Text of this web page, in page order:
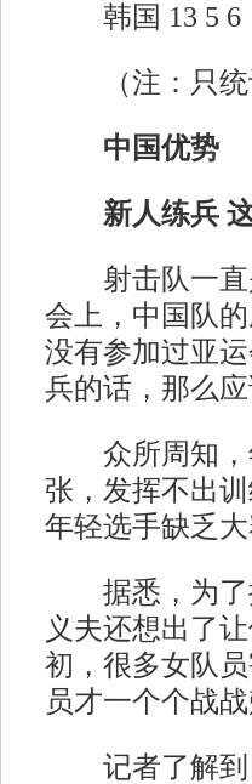
韩国 13 5 6
（注：只统
中国优势
新人练兵 这
射击队一直
会上，中国队
没有参加过亚
兵的话，那么
众所周知，
张，发挥不出
年轻选手缺乏
据悉，为了
义夫还想出了
初，很多女队
员才一个个战
记者了解到